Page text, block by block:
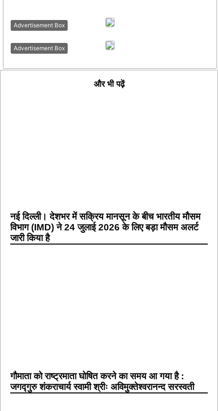
Advertisement Box
Advertisement Box
और भी पढ़ें
नई दिल्ली। देशभर में सक्रिय मानसून के बीच भारतीय मौसम
विभाग (IMD) ने 24 जुलाई 2026 के लिए बड़ा मौसम अलर्ट
जारी किया है
गौमाता को राष्ट्रमाता घोषित करने का समय आ गया है :
जगद्गुरु शंकराचार्य स्वामी श्रीः अविमुक्तेश्वरानन्द सरस्वती